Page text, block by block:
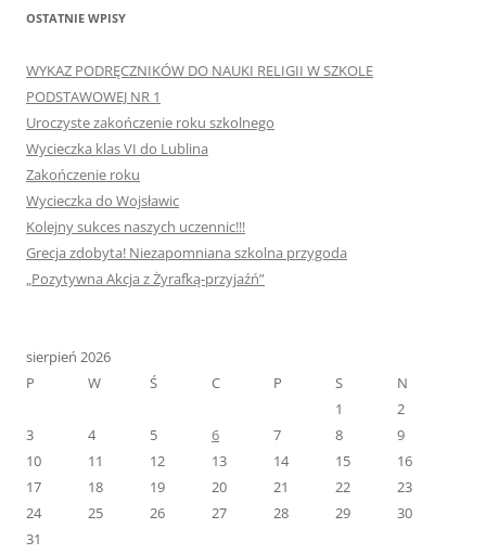
OSTATNIE WPISY
WYKAZ PODRĘCZNIKÓW DO NAUKI RELIGII W SZKOLE
PODSTAWOWEJ NR 1
Uroczyste zakończenie roku szkolnego
Wycieczka klas VI do Lublina
Zakończenie roku
Wycieczka do Wojsławic
Kolejny sukces naszych uczennic!!!
Grecja zdobyta! Niezapomniana szkolna przygoda
„Pozytywna Akcja z Żyrafką-przyjaźń”
sierpień 2026
P
W Ś C P S
N
1
2
3
4 5 6 7 8
9
10
11 12 13 14 15
16
17
18 19 20 21 22
23
24
25 26 27 28 29
30
31